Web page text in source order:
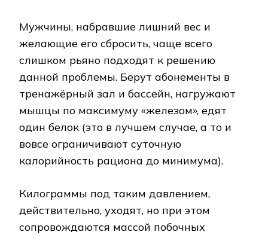
Мужчины, набравшие лишний вес и
желающие его сбросить, чаще всего
слишком рьяно подходят к решению
данной проблемы. Берут абонементы в
тренажёрный зал и бассейн, нагружают
мышцы по максимуму «железом», едят
один белок (это в лучшем случае, а то и
вовсе ограничивают суточную
калорийность рациона до минимума).
Килограммы под таким давлением,
действительно, уходят, но при этом
сопровождаются массой побочных